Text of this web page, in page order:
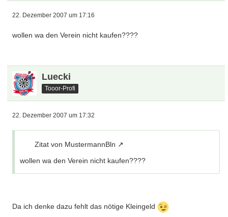
22. Dezember 2007 um 17:16
wollen wa den Verein nicht kaufen????
Luecki
Tooor-Profi
22. Dezember 2007 um 17:32
Zitat von MustermannBln
wollen wa den Verein nicht kaufen????
Da ich denke dazu fehlt das nötige Kleingeld